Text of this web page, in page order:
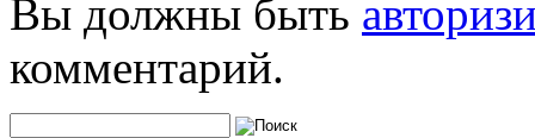
Вы должны быть
комментарий.